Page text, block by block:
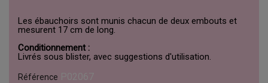
Les ébauchoirs sont munis chacun de deux embouts et
mesurent 17 cm de long.
Conditionnement :
Livrés sous blister, avec suggestions d'utilisation.
Référence